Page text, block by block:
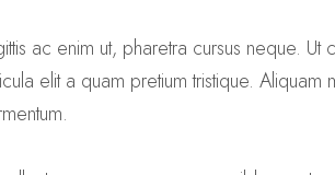
ac enim ut, pharetra cursus neque.
elit a quam pretium tristique.